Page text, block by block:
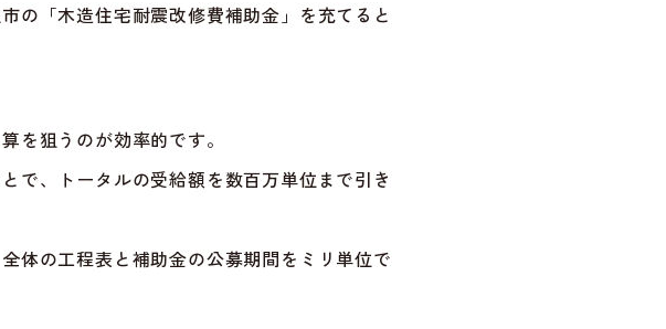
の「木造住宅耐震改修費補助金」を充てると
を狙うのが効率的です。
で、トータルの受給額を数百万単位まで引き
体の工程表と補助金の公募期間をミリ単位で